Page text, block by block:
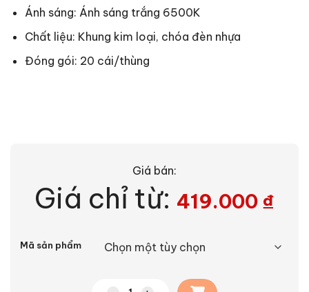
Ánh sáng: Ánh sáng trắng 6500K
Chất liệu: Khung kim loại, chóa đèn nhựa
Đóng gói: 20 cái/thùng
Giá bán:
Giá chỉ từ: 419.000 ₫
Mã sản phẩm